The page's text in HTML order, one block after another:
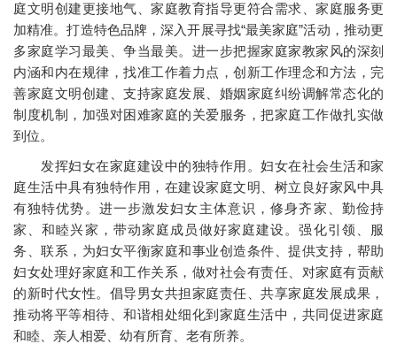
庭文明创建更接地气、家庭教育指导更符合需求、家庭服务更
加精准。打造特色品牌，深入开展寻找“最美家庭”活动，推动更
多家庭学习最美、争当最美。进一步把握家庭家教家风的深刻
内涵和内在规律，找准工作着力点，创新工作理念和方法，完
善家庭文明创建、支持家庭发展、婚姻家庭纠纷调解常态化的
制度机制，加强对困难家庭的关爱服务，把家庭工作做扎实做
到位。
发挥妇女在家庭建设中的独特作用。妇女在社会生活和家
庭生活中具有独特作用，在建设家庭文明、树立良好家风中具
有独特优势。进一步激发妇女主体意识，修身齐家、勤俭持
家、和睦兴家，带动家庭成员做好家庭建设。强化引领、服
务、联系，为妇女平衡家庭和事业创造条件、提供支持，帮助
妇女处理好家庭和工作关系，做对社会有责任、对家庭有贡献
的新时代女性。倡导男女共担家庭责任、共享家庭发展成果，
推动将平等相待、和谐相处细化到家庭生活中，共同促进家庭
和睦、亲人相爱、幼有所育、老有所养。